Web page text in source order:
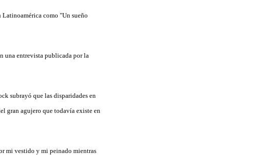
como "Un sueño
una entrevista publicada por la
subrayó que las disparidades en
gran agujero que todavía existe en
mi vestido y mi peinado mientras